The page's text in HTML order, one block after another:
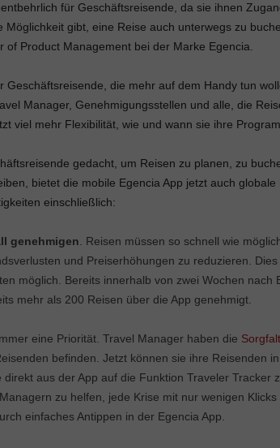
für Geschäftsreisende, da sie ihnen
Möglichkeit gibt, eine Reise auch unterwegs zu
of Product Management bei der Marke Egencia.
Geschäftsreisende, die mehr auf dem Handy tun
Manager, Genehmigungsstellen und alle, die
viel mehr Flexibilität, wie und wann sie ihre
gedacht, um Reisen zu planen, zu
bietet die mobile Egencia App jetzt auch
einschließlich:
genehmigen . Reisen müssen so schnell wie
und Preiserhöhungen zu reduzieren.
möglich. Bereits innerhalb von zwei Wochen nach
mehr als 200 Reisen über die App genehmigt.
eine Priorität. Travel Manager haben die
befinden. Jetzt können sie ihre Reisenden
direkt aus der App auf die Funktion Traveler Tracker
zu helfen, jede Krise mit nur wenigen
einfaches Antippen in der Egencia App.